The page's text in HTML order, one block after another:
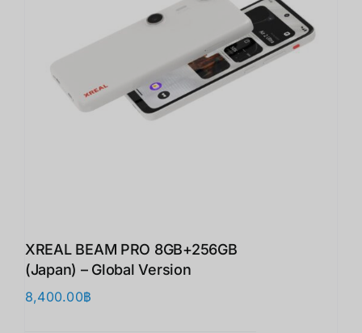
XREAL BEAM PRO 8GB+256GB
(Japan) – Global Version
8,400.00฿